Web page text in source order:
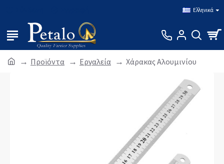
Ελληνικά
Προϊόντα Εργαλεία Χάρακας Αλουμινίου